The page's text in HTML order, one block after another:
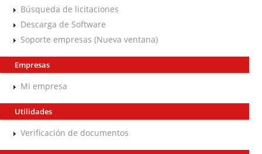
Búsqueda de licitaciones
Descarga de Software
Soporte empresas (Nueva ventana)
Empresas
Mi empresa
Utilidades
Verificación de documentos